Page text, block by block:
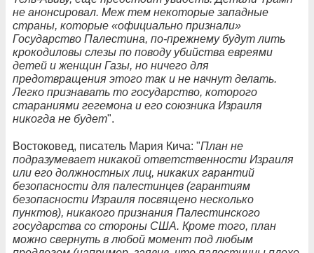
не анонсировал. Меж тем некоторые западные
страны, которые «официально признали»
Государство Палестина, по-прежнему будут лить
крокодиловы слезы по поводу убийства евреями
детей и женщин Газы, но ничего для
предотвращения этого так и не начнут делать.
Легко признавать то государство, которого
стараниями гегемона и его союзника Израиля
никогда не будет".
Востоковед, писатель Мария Кича: "План не
подразумевает никакой ответственности Израиля
или его должностных лиц, никаких гарантий
безопасности для палестинцев (гарантиям
безопасности Израиля посвящено несколько
пунктов), никакого признания Палестинского
государства со стороны США. Кроме того, план
можно свернуть в любой момент под любым